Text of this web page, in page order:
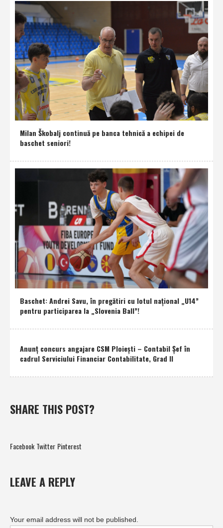
Milan Škobalj continuă pe banca tehnică a echipei de
baschet seniori!
Baschet: Andrei Savu, în pregătiri cu lotul naţional „U14”
pentru participarea la „Slovenia Ball”!
Anunţ concurs angajare CSM Ploieşti – Contabil Şef în
cadrul Serviciului Financiar Contabilitate, Grad II
SHARE THIS POST?
Facebook Twitter Pinterest
LEAVE A REPLY
Your email address will not be published.